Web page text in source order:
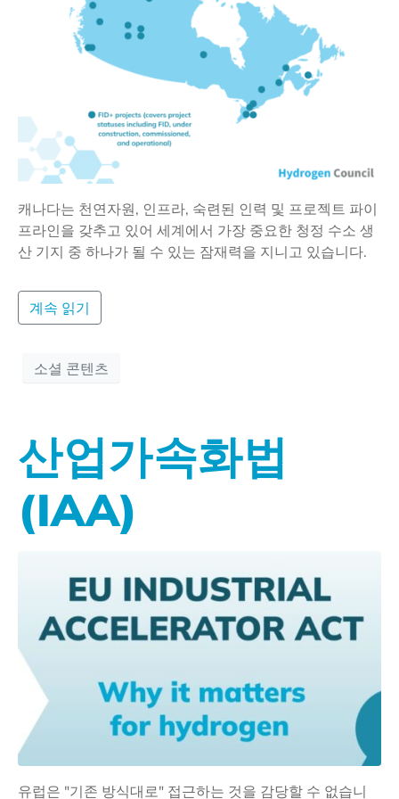
캐나다는 천연자원, 인프라, 숙련된 인력 및 프로젝트 파이
프라인을 갖추고 있어 세계에서 가장 중요한 청정 수소 생
산 기지 중 하나가 될 수 있는 잠재력을 지니고 있습니다.
계속 읽기
소셜 콘텐츠
산업가속화법
(IAA)
유럽은 "기존 방식대로" 접근하는 것을 감당할 수 없습니